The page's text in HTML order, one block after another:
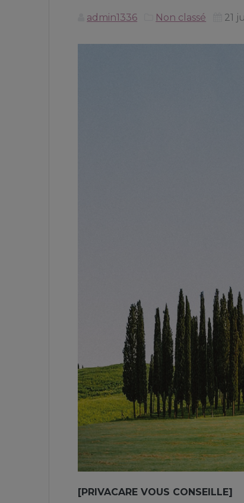
admin1336 Non classé 21
[PRIVACARE VOUS CONSEILLE]